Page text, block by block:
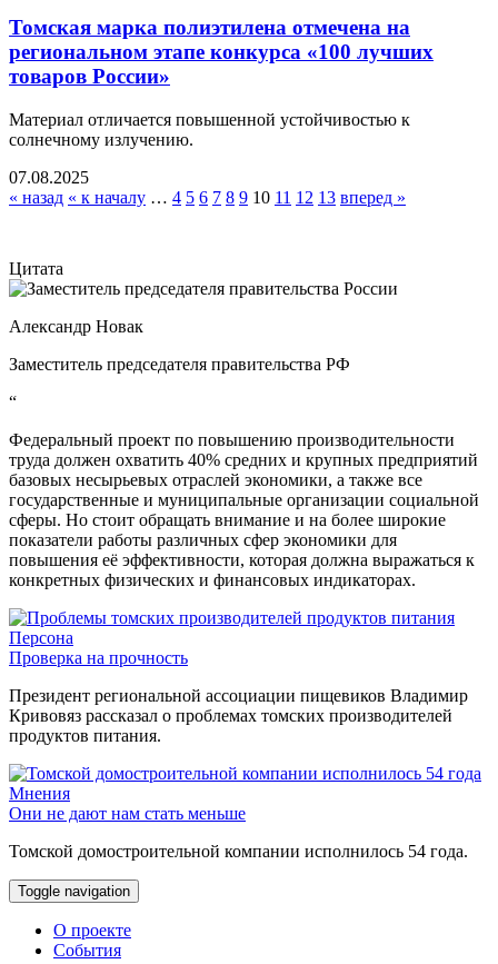
Томская марка полиэтилена отмечена на
региональном этапе конкурса «100 лучших
товаров России»
Материал отличается повышенной устойчивостью к
солнечному излучению.
07.08.2025
« назад « к началу … 4 5 6 7 8 9 10 11 12 13 вперед »
Цитата
Александр Новак
Заместитель председателя правительства РФ
“
Федеральный проект по повышению производительности
труда должен охватить 40% средних и крупных предприятий
базовых несырьевых отраслей экономики, а также все
государственные и муниципальные организации социальной
сферы. Но стоит обращать внимание и на более широкие
показатели работы различных сфер экономики для
повышения её эффективности, которая должна выражаться к
конкретных физических и финансовых индикаторах.
Персона
Проверка на прочность
Президент региональной ассоциации пищевиков Владимир
Кривовяз рассказал о проблемах томских производителей
продуктов питания.
Мнения
Они не дают нам стать меньше
Томской домостроительной компании исполнилось 54 года.
Toggle navigation
О проекте
События